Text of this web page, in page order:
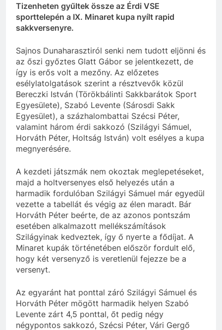
Tizenheten gyűltek össze az Érdi VSE
sporttelepén a IX. Minaret kupa nyílt rapid
sakkversenyre.
Sajnos Dunaharasztiról senki nem tudott eljönni és
az őszi győztes Glatt Gábor se jelentkezett, de
így is erős volt a mezőny. Az előzetes
esélylatolgatások szerint a résztvevők közül
Bereczki István (Törökbálinti Sakkbarátok Sport
Egyesülete), Szabó Levente (Sárosdi Sakk
Egyesület), a százhalombattai Szécsi Péter,
valamint három érdi sakkozó (Szilágyi Sámuel,
Horváth Péter, Holtság István) volt esélyes a kupa
megnyerésére.
A kezdeti játszmák nem okoztak meglepetéseket,
majd a holtversenyes első helyezés után a
harmadik fordulóban Szilágyi Sámuel már egyedül
vezette a tabellát és végig az élen maradt. Bár
Horváth Péter beérte, de az azonos pontszám
esetében alkalmazott mellékszámítások
Szilágyinak kedveztek, így ő nyerte a fődíjat. A
Minaret kupák történetében először fordult elő,
hogy két versenyző is veretlenül fejezze be a
versenyt.
Az egyaránt hat ponttal záró Szilágyi Sámuel és
Horváth Péter mögött harmadik helyen Szabó
Levente zárt 4,5 ponttal, őt pedig négy
négypontos sakkozó, Szécsi Péter, Vári Gergő